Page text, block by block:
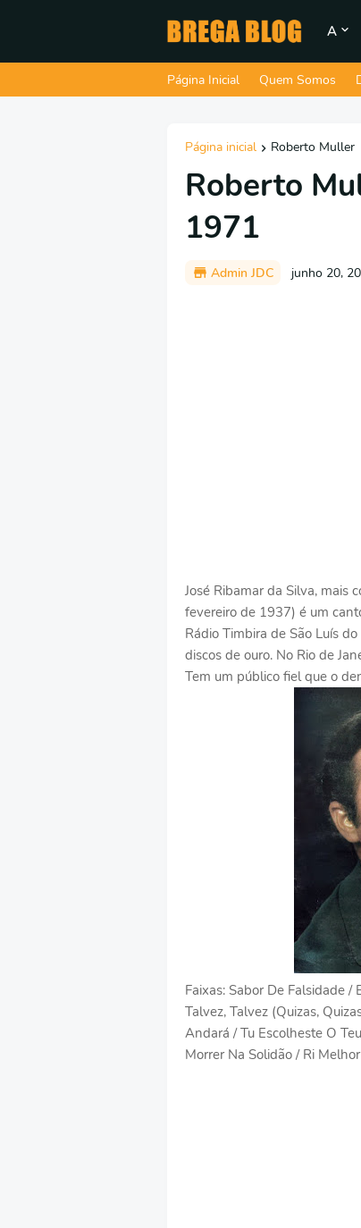
A
Página Inicial Quem Somos
Página inicial Roberto Muller
Roberto
1971
Admin JDC junho 20,
José Ribamar da Silva, mais
fevereiro de 1937) é um
Rádio Timbira de São Luís
discos de ouro. No Rio de
Tem um público fiel que o
Faixas: Sabor De Falsidade /
Talvez, Talvez (Quizas,
Andará / Tu Escolheste O
Morrer Na Solidão / Ri